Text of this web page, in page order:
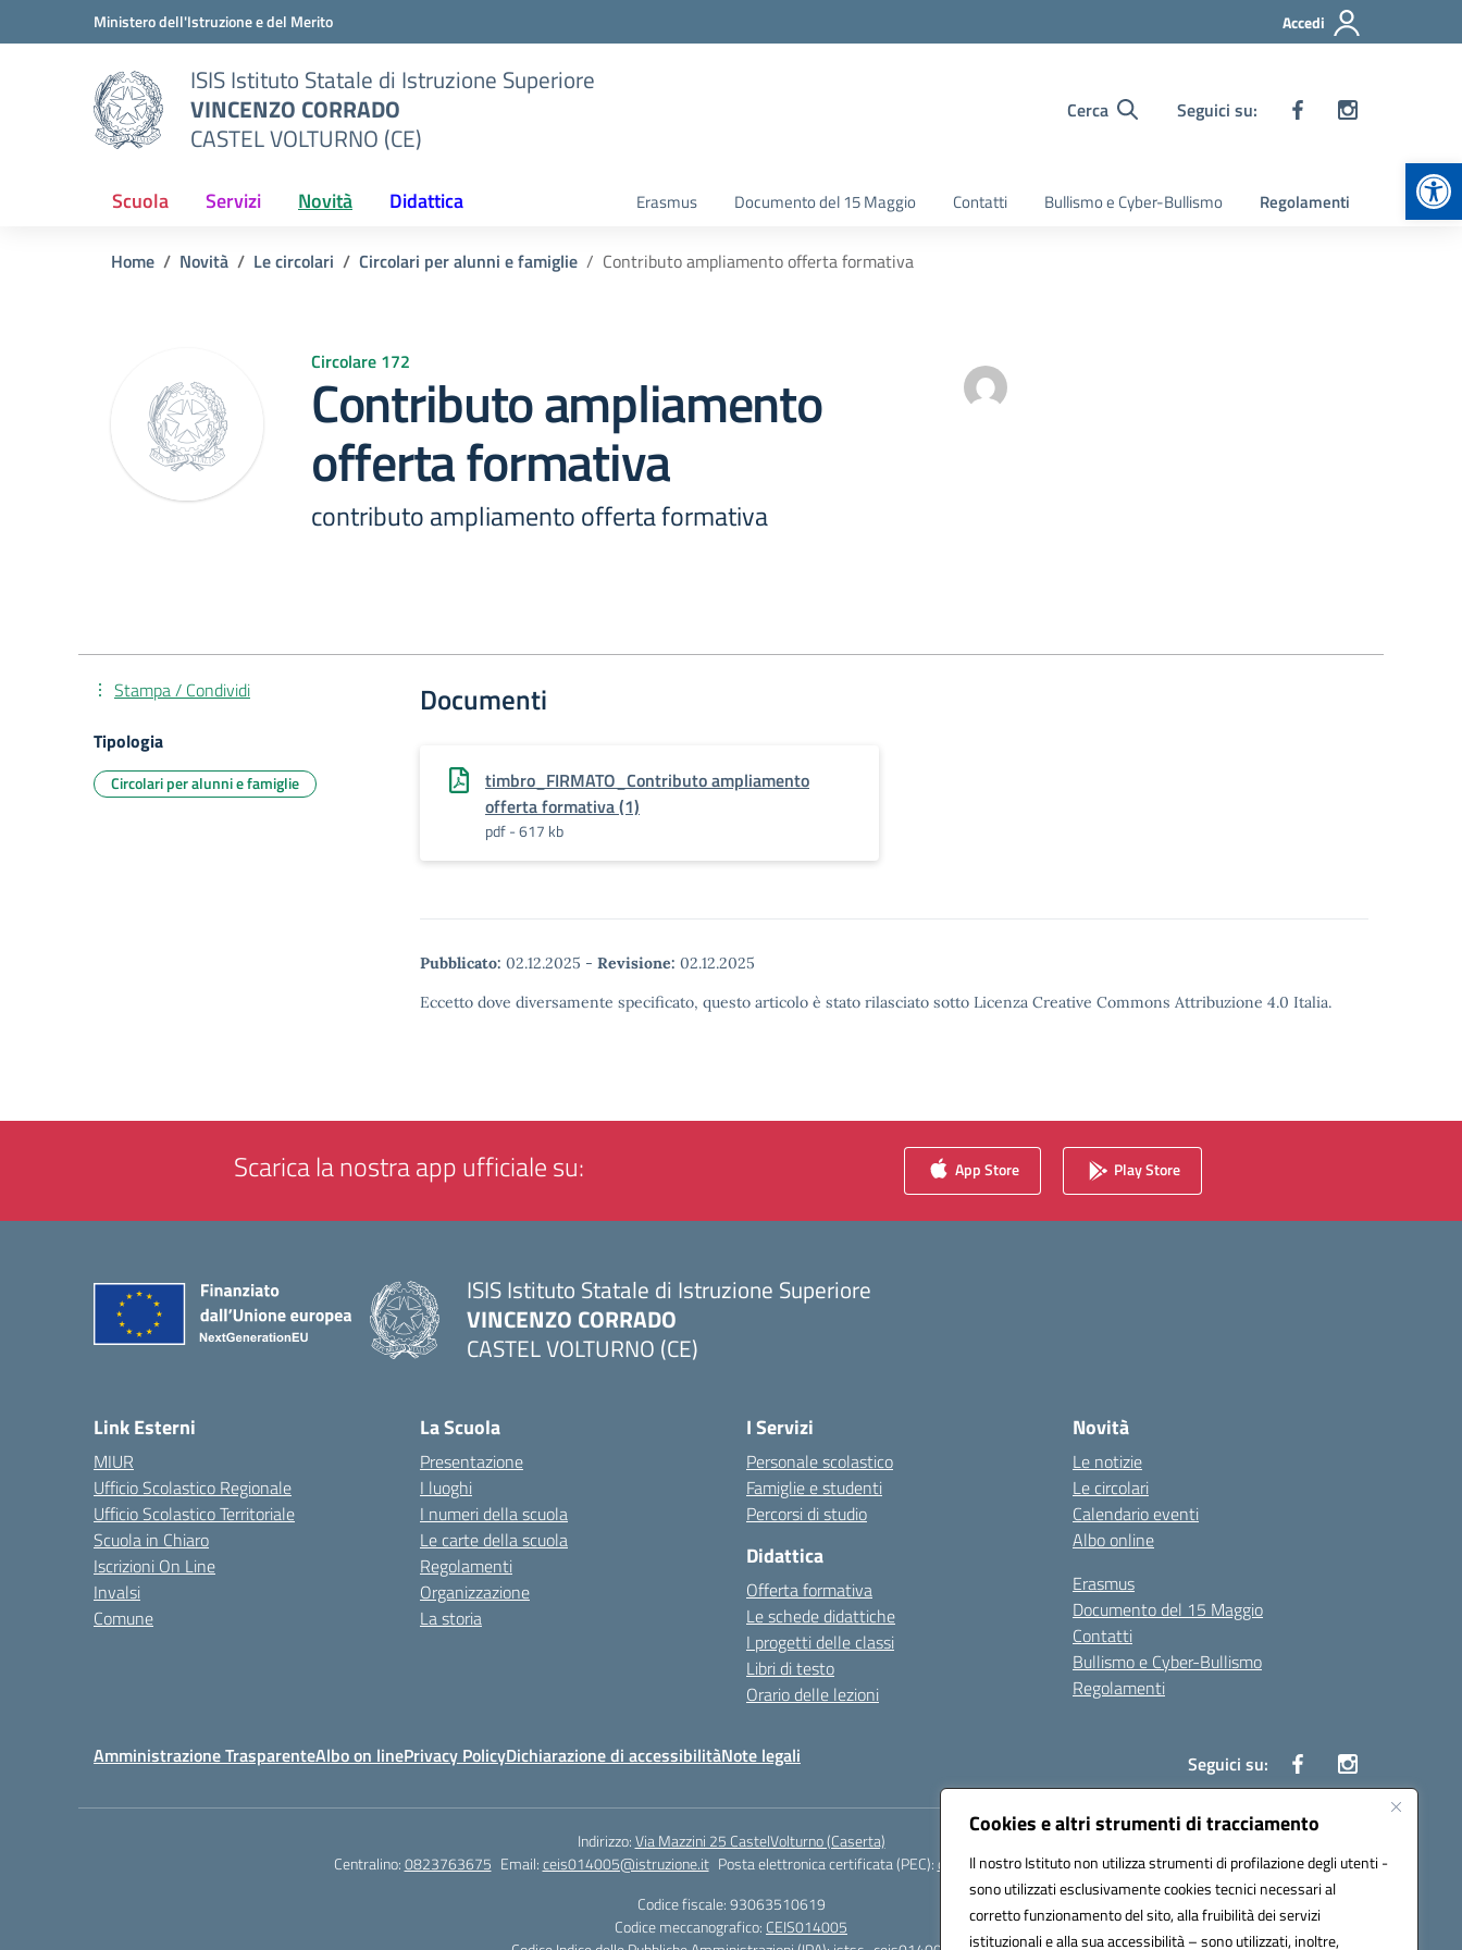
Cookies e altri strumenti di tracciamento
Il nostro Istituto non utilizza strumenti di profilazione degli utenti -
sono utilizzati esclusivamente cookies tecnici necessari al
corretto funzionamento del sito, alla fruibilità dei servizi
istituzionali e alla sua accessibilità – sono utilizzati, inoltre,
Vai ai contenuti
Vai al menu di navigazioneMinistero dell'Istruzione e del Merito Accedi
ISIS Istituto Statale di Istruzione Superiore
VINCENZO CORRADO
CASTEL VOLTURNO (CE)
Cerca Seguici su:
Scuola Servizi Novità Didattica Erasmus Documento del 15 Maggio Contatti Bullismo e Cyber-Bullismo Regolamenti
Home Novità Le circolari Circolari per alunni e famiglie Contributo ampliamento offerta formativa
Circolare 172
Contributo ampliamento
offerta formativa
contributo ampliamento offerta formativa
Documenti
timbro_FIRMATO_Contributo ampliamento
offerta formativa (1)
pdf - 617 kb
Pubblicato: 02.12.2025 - Revisione: 02.12.2025
Eccetto dove diversamente specificato, questo articolo è stato rilasciato sotto Licenza Creative Commons Attribuzione 4.0 Italia.
Stampa / Condividi
Tipologia
Circolari per alunni e famiglie
Scarica la nostra app ufficiale su: App Store Play Store
ISIS Istituto Statale di Istruzione Superiore
VINCENZO CORRADO
CASTEL VOLTURNO (CE)
Link Esterni
MIUR
Ufficio Scolastico Regionale
Ufficio Scolastico Territoriale
Scuola in Chiaro
Iscrizioni On Line
Invalsi
Comune
La Scuola
Presentazione
I luoghi
I numeri della scuola
Le carte della scuola
Regolamenti
Organizzazione
La storia
I Servizi
Personale scolastico
Famiglie e studenti
Percorsi di studio
Didattica
Offerta formativa
Le schede didattiche
I progetti delle classi
Libri di testo
Orario delle lezioni
Novità
Le notizie
Le circolari
Calendario eventi
Albo online
Erasmus
Documento del 15 Maggio
Contatti
Bullismo e Cyber-Bullismo
Regolamenti
Amministrazione TrasparenteAlbo on linePrivacy PolicyDichiarazione di accessibilitàNote legali Seguici su:
Indirizzo:Via Mazzini 25 CastelVolturno (Caserta)
Centralino:0823763675 Email:ceis014005@istruzione.it Posta elettronica certificata (PEC):ceis014005@pec.istruzione.it
Codice fiscale: 93063510619
Codice meccanografico: CEIS014005